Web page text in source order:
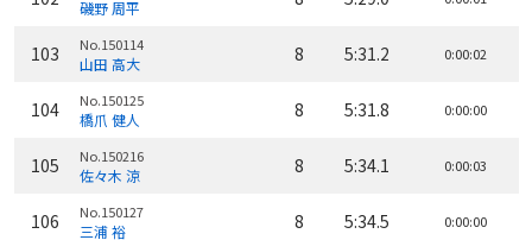
磯野 周平
103 No.150114
山田 高大 8 5:31.2 0:00:02
104 No.150125
橋爪 健人 8 5:31.8 0:00:00
105 No.150216
佐々木 涼 8 5:34.1 0:00:03
106 No.150127
三浦 裕 8 5:34.5 0:00:00